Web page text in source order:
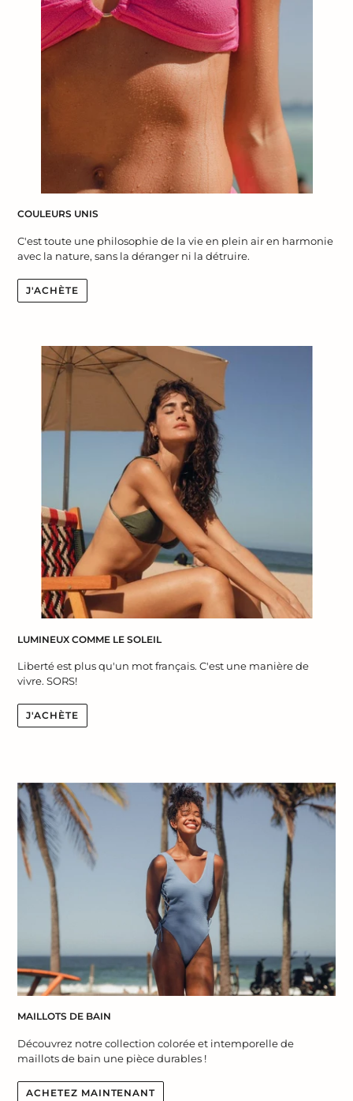
COULEURS UNIS
C'est toute une philosophie de la vie en plein air en harmonie
avec la nature, sans la déranger ni la détruire.
J'ACHÈTE
LUMINEUX COMME LE SOLEIL
Liberté est plus qu'un mot français. C'est une manière de
vivre. SORS!
J'ACHÈTE
MAILLOTS DE BAIN
Découvrez notre collection colorée et intemporelle de
maillots de bain une pièce durables !
ACHETEZ MAINTENANT